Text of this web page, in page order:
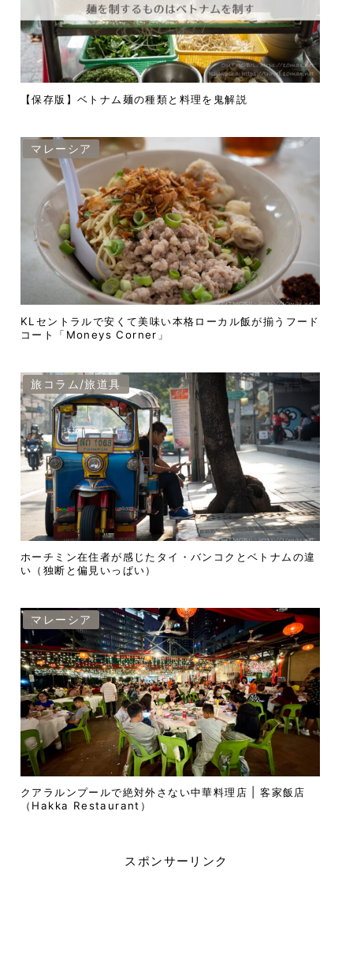
【保存版】ベトナム麺の種類と料理を鬼解説
マレーシア
KLセントラルで安くて美味い本格ローカル飯が揃うフード
コート「Moneys Corner」
旅コラム/旅道具
ホーチミン在住者が感じたタイ・バンコクとベトナムの違
い（独断と偏見いっぱい）
マレーシア
クアラルンプールで絶対外さない中華料理店 | 客家飯店
（Hakka Restaurant）
スポンサーリンク